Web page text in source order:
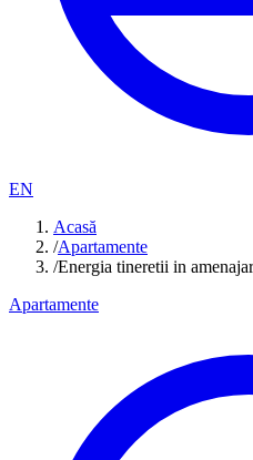
EN
Acasă
/Apartamente
/Energia tineretii in
Apartamente